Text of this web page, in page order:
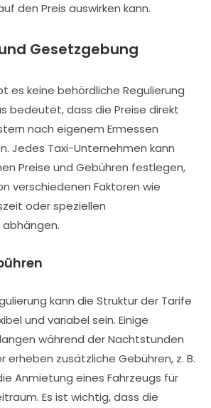
den Preis auswirken kann.
Gesetzgebung
es keine behördliche Regulierung
bedeutet, dass die Preise direkt
nach eigenem Ermessen
Jedes Taxi-Unternehmen kann
Preise und Gebühren festlegen,
verschiedenen Faktoren wie
oder speziellen
kann die Struktur der Tarife
und variabel sein. Einige
während der Nachtstunden
erheben zusätzliche Gebühren, z. B.
Anmietung eines Fahrzeugs für
Es ist wichtig, dass die